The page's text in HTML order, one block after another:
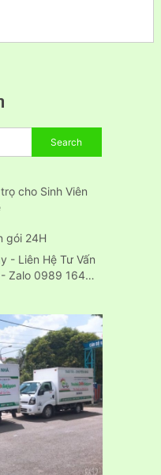
gói 24H
- Liên Hệ Tư Vấn
Zalo 0989 164…